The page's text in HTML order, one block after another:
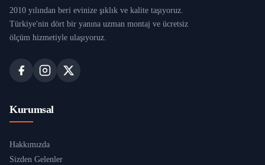
2010 yılından beri evinize şıklık ve kalite taşıyoruz.
Türkiye'nin dört bir yanına uzman montaj ve ücretsiz
ölçüm hizmetiyle ulaşıyoruz.
Kurumsal
Hakkımızda
Sizden Gelenler